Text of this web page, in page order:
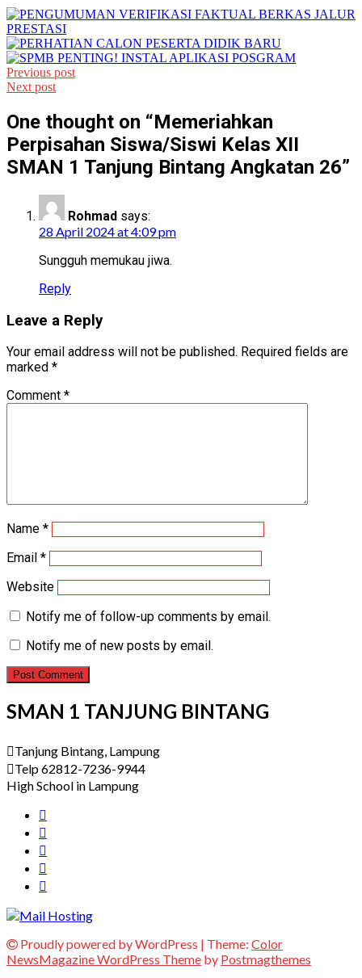
Post
navigation
Previous post
Next post
One thought on “Memeriahkan
Perpisahan Siswa/Siswi Kelas XII
SMAN 1 Tanjung Bintang Angkatan 26”
Rohmad says:
28 April 2024 at 4:09 pm
Sungguh memukau jiwa.
Reply
Leave a Reply
Your email address will not be published. Required fields are
marked *
Comment *
Name *
Email *
Website
Notify me of follow-up comments by email.
Notify me of new posts by email.
SMAN 1 TANJUNG BINTANG
Tanjung Bintang, Lampung
Telp 62812-7236-9944
High School in Lampung
Proudly powered by WordPress | Theme: Color
NewsMagazine WordPress Theme by Postmagthemes